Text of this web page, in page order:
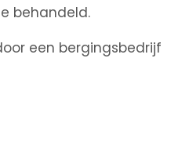
behandeld.
een bergingsbedrijf